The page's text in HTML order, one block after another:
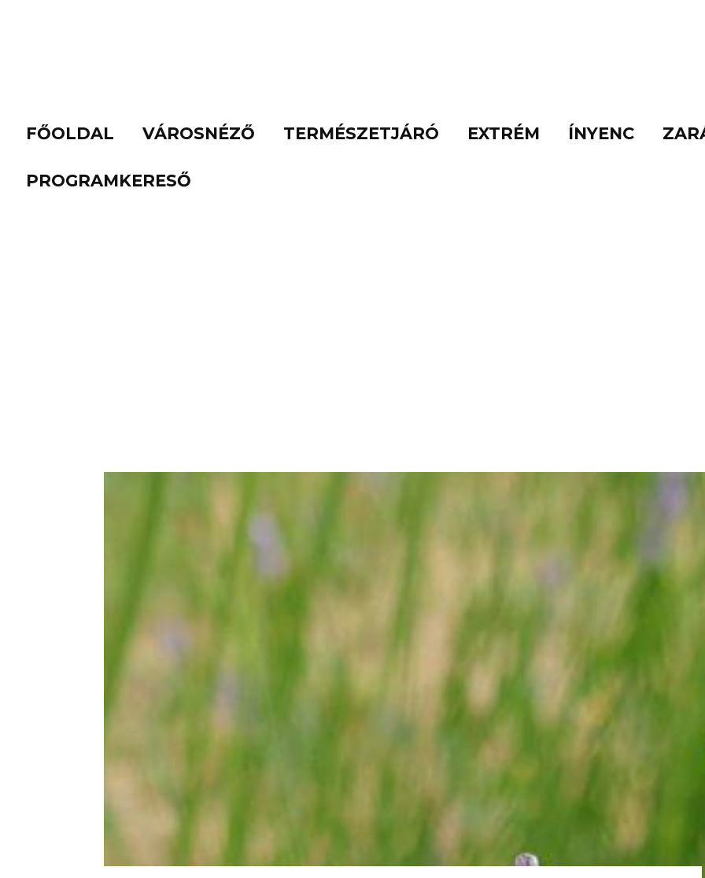
FŐOLDAL VÁROSNÉZŐ TERMÉSZETJÁRÓ EXTRÉM ÍNYENC
PROGRAMKERESŐ